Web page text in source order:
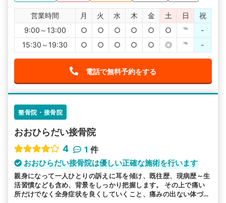
営業時間 月 火 水 木 金 土 日
祝
9:00～13:00
○ ○ ○ ○ ○ ○ ℡
-
15:30～19:30
○ ○ ○ ○ ○ ◎ ℡ -
電話で無料予約をする
整骨院・接骨院
おおひらだい接骨院
4
1 件
おおひらだい接骨院は優しい正確な施術を行います
親身になって一人ひとりの訴えに耳を傾け、既往歴、現病歴～生
活習慣なども含め、背景をしっかり把握します。 その上で痛い
所だけでなく全身症状を良くしていくこと、痛みの出ない体づく